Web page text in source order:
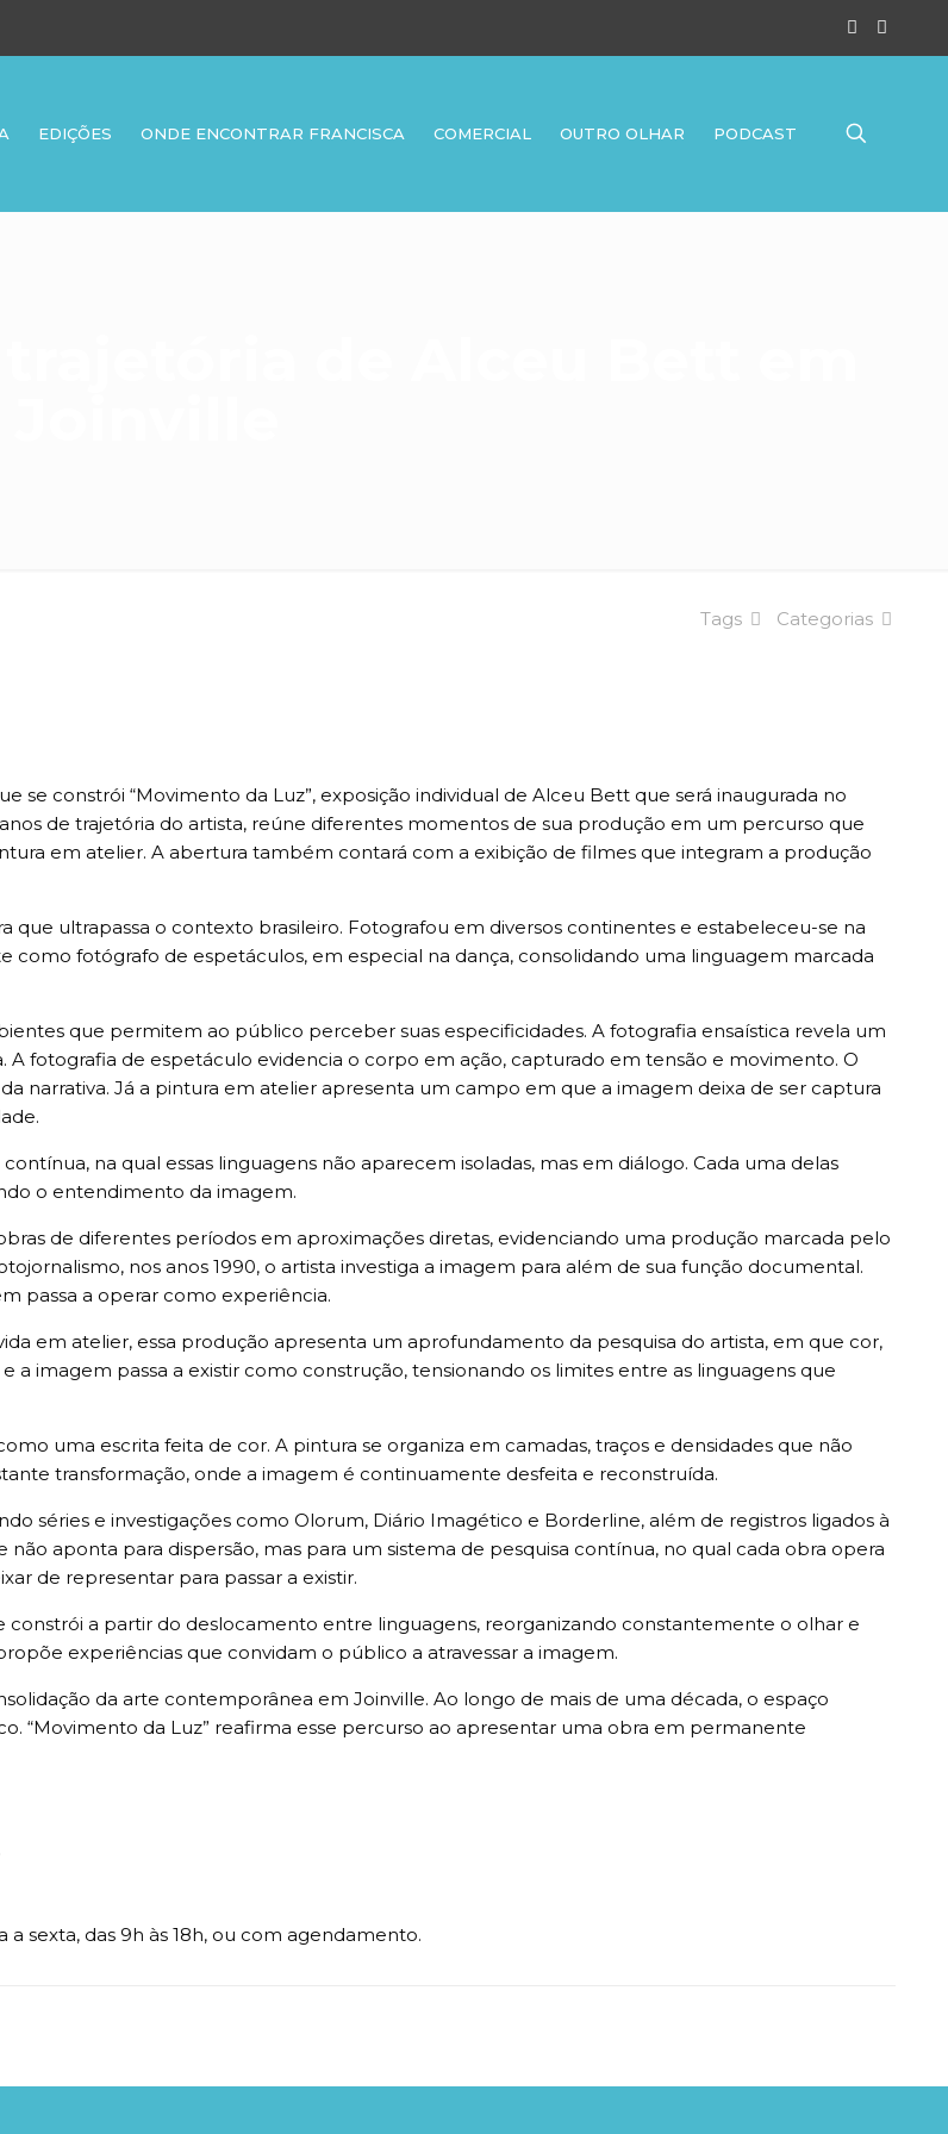
EDIÇÕES ONDE ENCONTRAR FRANCISCA COMERCIAL OUTRO OLHAR PODCAST
Categorias
Tags
se constrói “Movimento da Luz”, exposição individual de Alceu Bett que será inaugurada no
anos de trajetória do artista, reúne diferentes momentos de sua produção em um percurso que
em atelier. A abertura também contará com a exibição de filmes que integram a produção
que ultrapassa o contexto brasileiro. Fotografou em diversos continentes e estabeleceu-se na
fotógrafo de espetáculos, em especial na dança, consolidando uma linguagem marcada
que permitem ao público perceber suas especificidades. A fotografia ensaística revela um
fotografia de espetáculo evidencia o corpo em ação, capturado em tensão e movimento. O
narrativa. Já a pintura em atelier apresenta um campo em que a imagem deixa de ser captura
na qual essas linguagens não aparecem isoladas, mas em diálogo. Cada uma delas
o entendimento da imagem.
de diferentes períodos em aproximações diretas, evidenciando uma produção marcada pelo
nos anos 1990, o artista investiga a imagem para além de sua função documental.
passa a operar como experiência.
em atelier, essa produção apresenta um aprofundamento da pesquisa do artista, em que cor,
imagem passa a existir como construção, tensionando os limites entre as linguagens que
uma escrita feita de cor. A pintura se organiza em camadas, traços e densidades que não
transformação, onde a imagem é continuamente desfeita e reconstruída.
séries e investigações como Olorum, Diário Imagético e Borderline, além de registros ligados à
aponta para dispersão, mas para um sistema de pesquisa contínua, no qual cada obra opera
de representar para passar a existir.
constrói a partir do deslocamento entre linguagens, reorganizando constantemente o olhar e
experiências que convidam o público a atravessar a imagem.
da arte contemporânea em Joinville. Ao longo de mais de uma década, o espaço
“Movimento da Luz” reafirma esse percurso ao apresentar uma obra em permanente
a sexta, das 9h às 18h, ou com agendamento.